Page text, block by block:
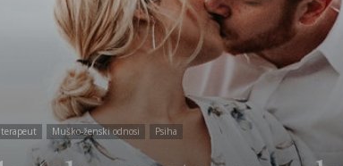
Muško-ženski odnosi Psiha